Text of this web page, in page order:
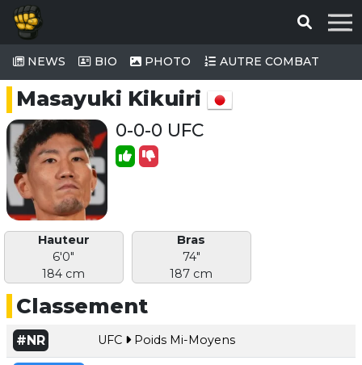
NEWS BIO PHOTO AUTRE COMBAT
Masayuki Kikuiri
0-0-0 UFC
Hauteur
6'0"
184 cm
Bras
74"
187 cm
Classement
#NR UFC Poids Mi-Moyens